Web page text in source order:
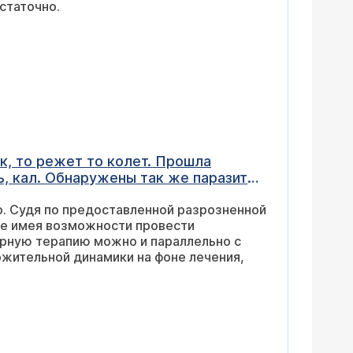
то режет то колет. Прошла
кал. Обнаружены так же паразиты,
Дюспаталин иногда ношпа.
Для пробы заварила совсем не
дикая горечь во рту, головная
Пропила сорбенты,
что кишечник полностью не
Сказали лечи паразитов.
травить паразитов или как
по предоставленной разрозненной
имея возможности провести
терапию можно и параллельно с
динамики на фоне лечения,